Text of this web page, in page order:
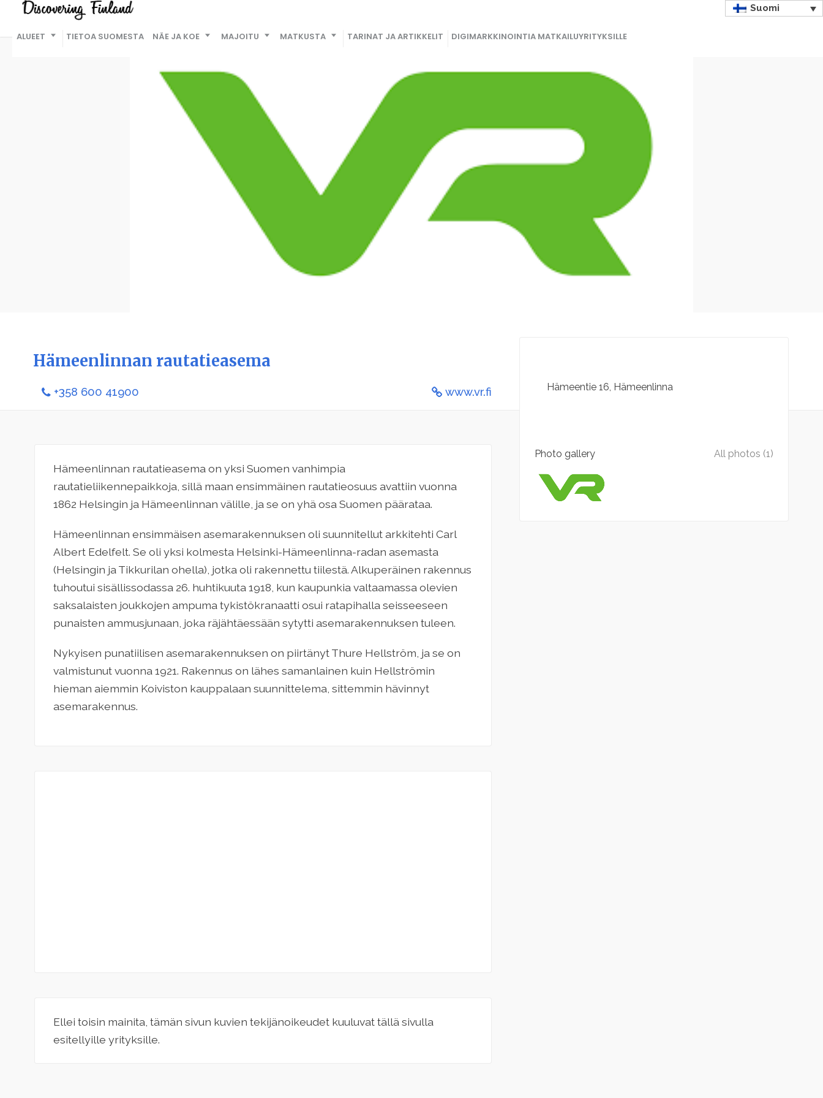
ALUEET TIETOA SUOMESTA NÄE JA KOE MAJOITU MATKUSTA TARINAT JA ARTIKKELIT DIGIMARKKINOINTIA MATKAILUYRITYKSILLE
Suomi
Hämeenlinnan rautatieasema
+358 600 41900 www.vr.fi
Hämeenlinnan rautatieasema on yksi Suomen vanhimpia
rautatieliikennepaikkoja, sillä maan ensimmäinen rautatieosuus avattiin vuonna
1862 Helsingin ja Hämeenlinnan välille, ja se on yhä osa Suomen päärataa.
Hämeenlinnan ensimmäisen asemarakennuksen oli suunnitellut arkkitehti Carl
Albert Edelfelt. Se oli yksi kolmesta Helsinki-Hämeenlinna-radan asemasta
(Helsingin ja Tikkurilan ohella), jotka oli rakennettu tiilestä. Alkuperäinen rakennus
tuhoutui sisällissodassa 26. huhtikuuta 1918, kun kaupunkia valtaamassa olevien
saksalaisten joukkojen ampuma tykistökranaatti osui ratapihalla seisseeseen
punaisten ammusjunaan, joka räjähtäessään sytytti asemarakennuksen tuleen.
Nykyisen punatiilisen asemarakennuksen on piirtänyt Thure Hellström, ja se on
valmistunut vuonna 1921. Rakennus on lähes samanlainen kuin Hellströmin
hieman aiemmin Koiviston kauppalaan suunnittelema, sittemmin hävinnyt
asemarakennus.
Ellei toisin mainita, tämän sivun kuvien tekijänoikeudet kuuluvat tällä sivulla
esitellyille yrityksille.
Hämeentie 16 Hämeenlinna
Photo gallery All photos (1)